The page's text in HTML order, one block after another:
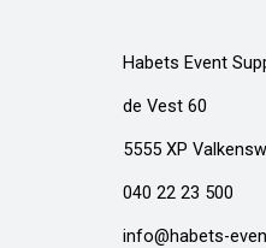
Habets Event
de Vest 60
5555 XP
040 22 23 500
info@habets-